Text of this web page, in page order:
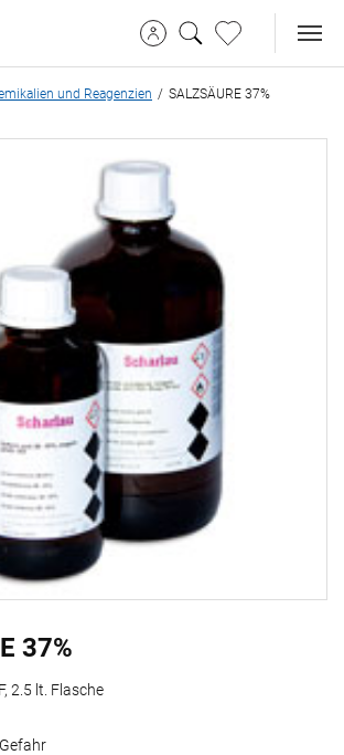
und Reagenzien SALZSÄURE 37%
37%
2.5 lt. Flasche
Gefahr